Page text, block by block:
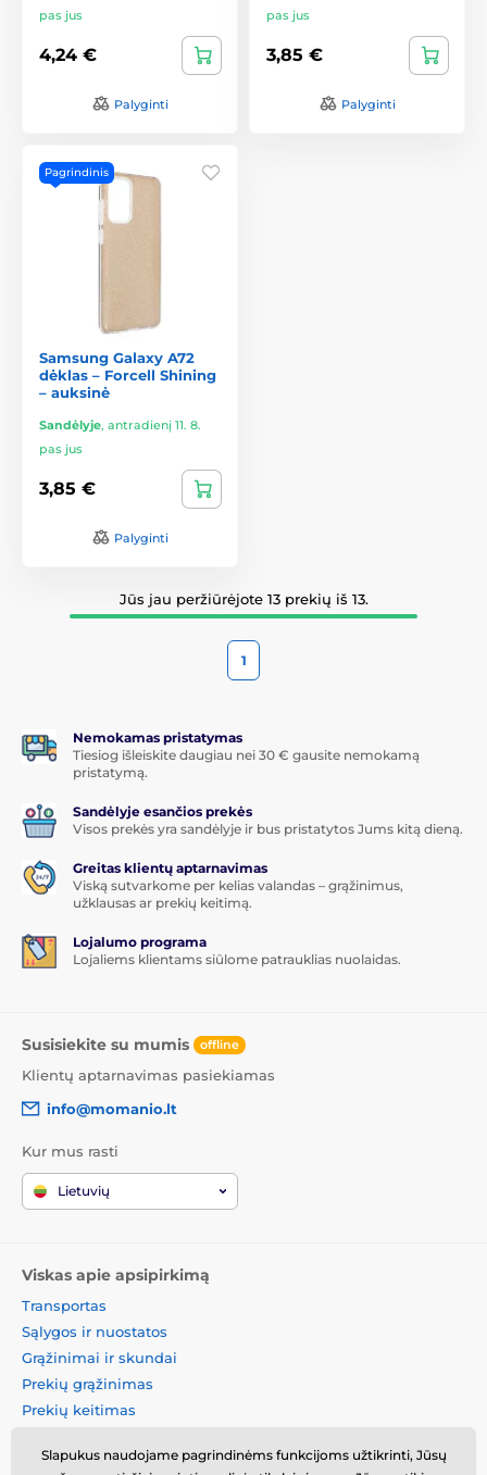
pas jus
4,24 €
Palyginti
pas jus
3,85 €
Palyginti
Pagrindinis
Samsung Galaxy A72
dėklas – Forcell Shining
– auksinė
Sandėlyje, antradienį 11. 8.
pas jus
3,85 €
Palyginti
Jūs jau peržiūrėjote 13 prekių iš 13.
1
Nemokamas pristatymas
Tiesiog išleiskite daugiau nei 30 € gausite nemokamą
pristatymą.
Sandėlyje esančios prekės
Visos prekės yra sandėlyje ir bus pristatytos Jums kitą dieną.
Greitas klientų aptarnavimas
Viską sutvarkome per kelias valandas – grąžinimus,
užklausas ar prekių keitimą.
Lojalumo programa
Lojaliems klientams siūlome patrauklias nuolaidas.
Susisiekite su mumis offline
Klientų aptarnavimas pasiekiamas
info@momanio.lt
Kur mus rasti
Lietuvių
Viskas apie apsipirkimą
Transportas
Sąlygos ir nuostatos
Grąžinimai ir skundai
Prekių grąžinimas
Prekių keitimas
Kontaktinė informacija
Slapukus naudojame pagrindinėms funkcijoms užtikrinti, Jūsų